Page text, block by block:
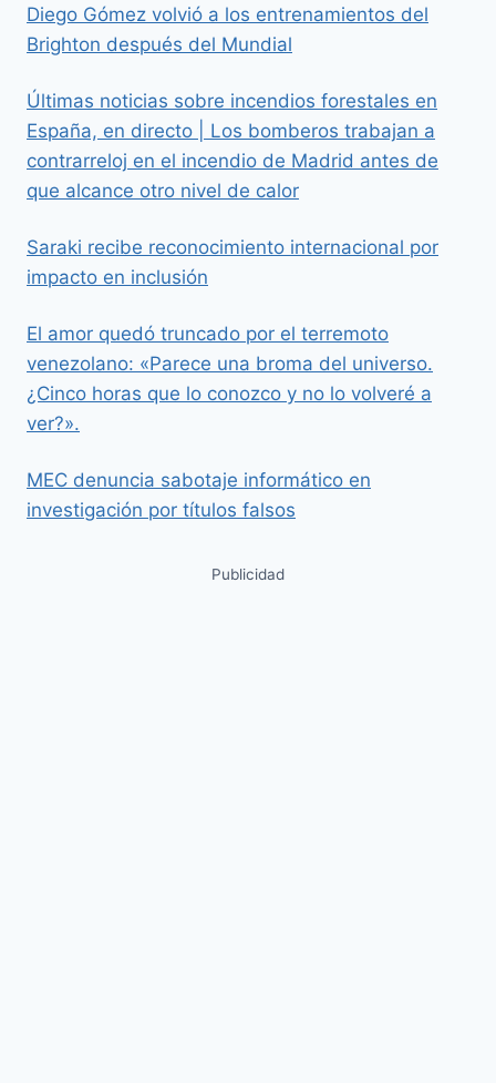
Diego Gómez volvió a los entrenamientos del
Brighton después del Mundial
Últimas noticias sobre incendios forestales en
España, en directo | Los bomberos trabajan a
contrarreloj en el incendio de Madrid antes de
que alcance otro nivel de calor
Saraki recibe reconocimiento internacional por
impacto en inclusión
El amor quedó truncado por el terremoto
venezolano: «Parece una broma del universo.
¿Cinco horas que lo conozco y no lo volveré a
ver?».
MEC denuncia sabotaje informático en
investigación por títulos falsos
Publicidad